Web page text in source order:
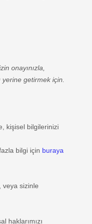
onayınızla,
yerine getirmek için.
kişisel bilgilerinizi
bilgi için buraya
veya sizinle
haklarımızı